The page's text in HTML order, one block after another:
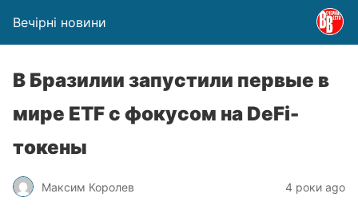
Вечірні новини
В Бразилии запустили первые в
мире ETF с фокусом на DeFi-
токены
Максим Королев 4 роки ago